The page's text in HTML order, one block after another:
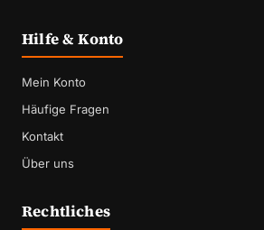
Hilfe & Konto
Mein Konto
Häufige Fragen
Kontakt
Über uns
Rechtliches